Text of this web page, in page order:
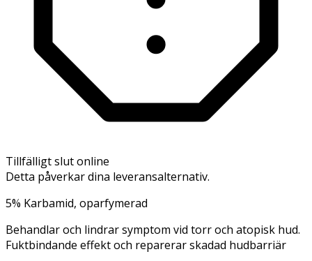
Tillfälligt slut online
Detta påverkar dina leveransalternativ.
5% Karbamid, oparfymerad
Behandlar och lindrar symptom vid torr och atopisk hud.
Fuktbindande effekt och reparerar skadad hudbarriär